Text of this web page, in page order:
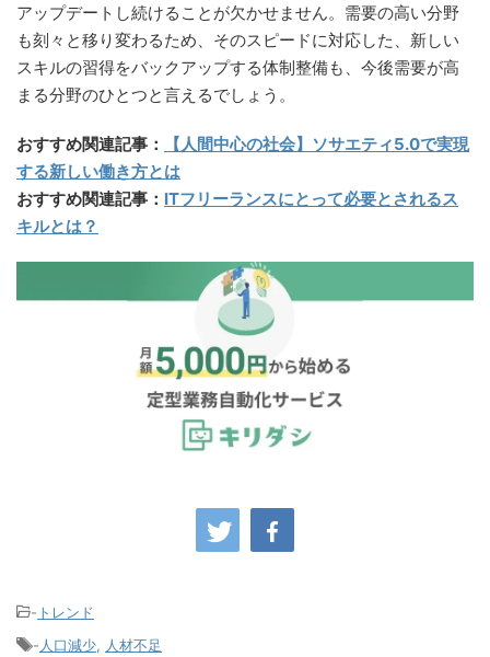
アップデートし続けることが欠かせません。需要の高い分野
も刻々と移り変わるため、そのスピードに対応した、新しい
スキルの習得をバックアップする体制整備も、今後需要が高
まる分野のひとつと言えるでしょう。
おすすめ関連記事：
【人間中心の社会】ソサエティ5.0で実現
する新しい働き方とは
おすすめ関連記事： ITフリーランスにとって必要とされるス
キルとは？
- トレンド
- 人口減少 人材不足